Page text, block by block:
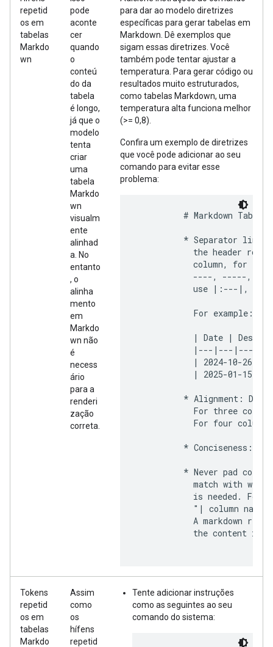
repetid
os em
tabelas
Markdo
wn
pode
aconte
cer
quando
o
conteú
do da
tabela
é longo,
já que o
modelo
tenta
criar
uma
tabela
Markdo
wn
visualm
ente
alinhad
a. No
entanto
, o
alinha
mento
em
Markdo
wn não
é
necess
ário
para a
renderi
zação
correta.
para dar ao modelo diretrizes
específicas para gerar tabelas em
Markdown. Dê exemplos que
sigam essas diretrizes. Você
também pode tentar ajustar a
temperatura. Para gerar código ou
resultados muito estruturados,
como tabelas Markdown, uma
temperatura alta funciona melhor
(>= 0,8).
Confira um exemplo de diretrizes
que você pode adicionar ao seu
comando para evitar esse
problema:
# Markdown Table
* Separator line:
the header row.
column, for
----, -----,
use |:---|,
            For example:
| Date |
            |---|---|---|
| 2024-10-26 |
| 2025-01-15 |
* Alignment: Do
For three
For four
* Conciseness:
* Never pad
match with
is needed. For
"| column name
A markdown
the content in
Tokens
repetid
os em
tabelas
Markdo
Assim
como
os
hífens
repetid
Tente adicionar instruções
como as seguintes ao seu
comando do sistema: